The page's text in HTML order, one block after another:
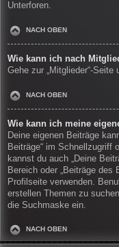
Unterforen.
NACH OBEN
Wie kann ich nach
Gehe zur „Mitglieder“-
NACH OBEN
Wie kann ich meine
Deine eigenen Beiträge
Beiträge“ im Schnellzugriff
kannst du auch „Deine
Bereich oder „Beiträge des
Profilseite verwenden.
erstellen Themen zu
die Suchmaske ein.
NACH OBEN